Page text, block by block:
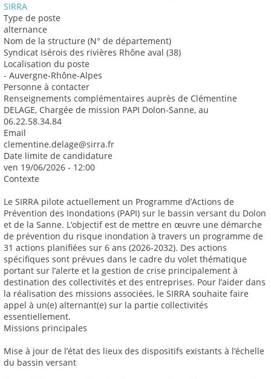
SIRRA
Type de poste
alternance
Nom de la structure (N° de département)
Syndicat Isérois des rivières Rhône aval (38)
Localisation du poste
- Auvergne-Rhône-Alpes
Personne à contacter
Renseignements complémentaires auprès de Clémentine
DELAGE, Chargée de mission PAPI Dolon-Sanne, au
06.22.58.34.84
Email
clementine.delage@sirra.fr
Date limite de candidature
ven 19/06/2026 - 12:00
Contexte
Le SIRRA pilote actuellement un Programme d’Actions de
Prévention des Inondations (PAPI) sur le bassin versant du Dolon
et de la Sanne. L’objectif est de mettre en œuvre une démarche
de prévention du risque inondation à travers un programme de
31 actions planifiées sur 6 ans (2026-2032). Des actions
spécifiques sont prévues dans le cadre du volet thématique
portant sur l’alerte et la gestion de crise principalement à
destination des collectivités et des entreprises. Pour l’aider dans
la réalisation des missions associées, le SIRRA souhaite faire
appel à un(e) alternant(e) sur la partie collectivités
essentiellement.
Missions principales
Mise à jour de l’état des lieux des dispositifs existants à l’échelle
du bassin versant